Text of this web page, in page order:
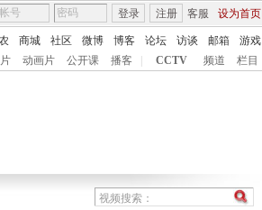
客服 设为首页
登录 注册
商城 社区 微博 博客 论坛 访谈 邮箱
游戏
动画片 公开课 播客 CCTV 频道 栏目